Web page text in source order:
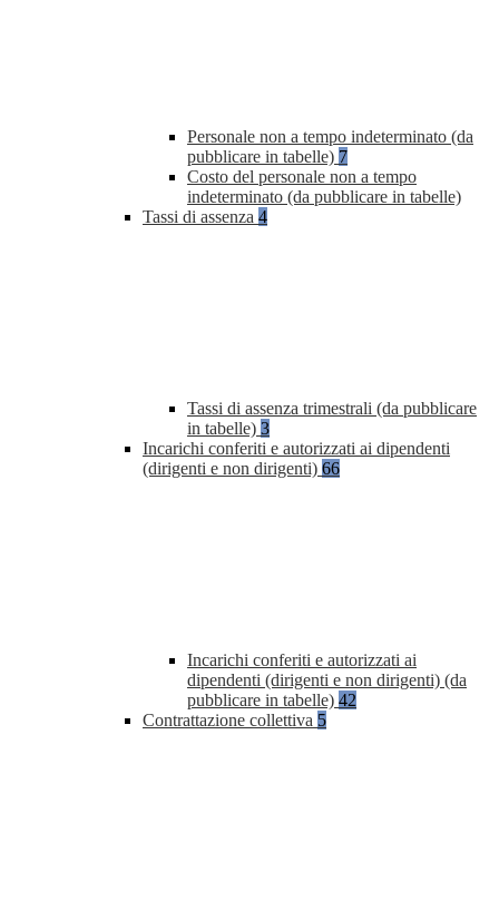
Personale non a tempo indeterminato (da
pubblicare in tabelle) 7
Costo del personale non a tempo
indeterminato (da pubblicare in tabelle)
Tassi di assenza 4
Tassi di assenza trimestrali (da pubblicare
in tabelle) 3
Incarichi conferiti e autorizzati ai dipendenti
(dirigenti e non dirigenti) 66
Incarichi conferiti e autorizzati ai
dipendenti (dirigenti e non dirigenti) (da
pubblicare in tabelle) 42
Contrattazione collettiva 5